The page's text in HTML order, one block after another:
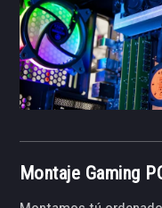
Montaje Gaming